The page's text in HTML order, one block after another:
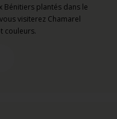
Bénitiers plantés dans le
visiterez Chamarel
couleurs.